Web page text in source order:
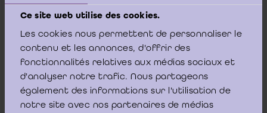
Ce site web utilise des cookies.
Les cookies nous permettent de personnaliser le
contenu et les annonces, d'offrir des
fonctionnalités relatives aux médias sociaux et
d'analyser notre trafic. Nous partageons
également des informations sur l'utilisation de
notre site avec nos partenaires de médias
Inhoudstafel